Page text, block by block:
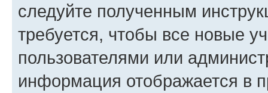
следуйте полученным
требуется, чтобы все новые
пользователями или
информация отображается в